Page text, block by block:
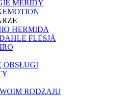
MERIDY
HERMIDA
FLESJÅ
OBSŁUGI
RODZAJU